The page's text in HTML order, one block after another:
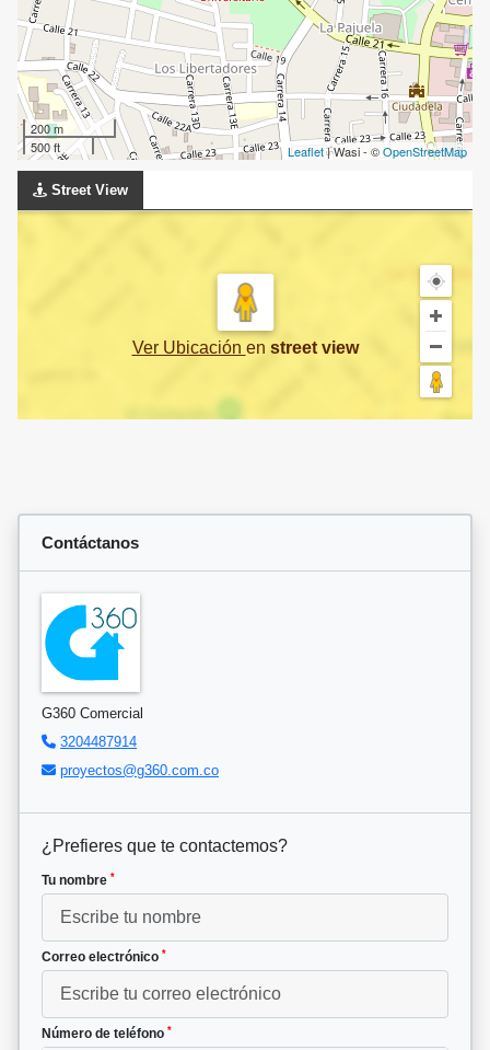
200 m
500 ft
Leaflet| Wasi - ©OpenStreetMap
Street View
Ver Ubicación en street view
Contáctanos
G360 Comercial
3204487914
proyectos@g360.com.co
¿Prefieres que te contactemos?
Tu nombre *
Correo electrónico *
Número de teléfono *